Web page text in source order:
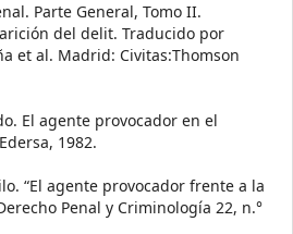
Parte General, Tomo II.
del delit. Traducido por
et al. Madrid: Civitas:Thomson
El agente provocador en el
1982.
“El agente provocador frente a la
Penal y Criminología 22, n.°